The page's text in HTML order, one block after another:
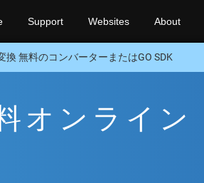
Support Websites About
換 無料のコンバーターまたはGO SDK
オンライン